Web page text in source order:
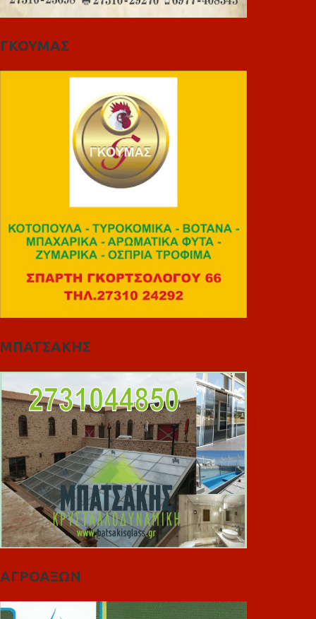
ΓΚΟΥΜΑΣ
ΜΠΑΤΣΑΚΗΣ
ΑΓΡΟΑΞΩΝ